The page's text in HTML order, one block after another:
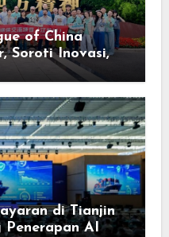
of China
Soroti Inovasi,
di Tianjin
Penerapan AI